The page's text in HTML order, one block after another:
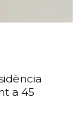
a 45